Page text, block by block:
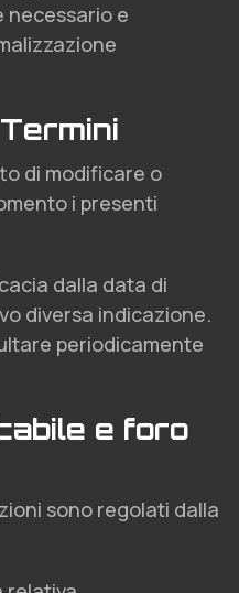
necessario e
di modificare o
i presenti
dalla data di
diversa indicazione.
periodicamente
e foro
sono regolati dalla